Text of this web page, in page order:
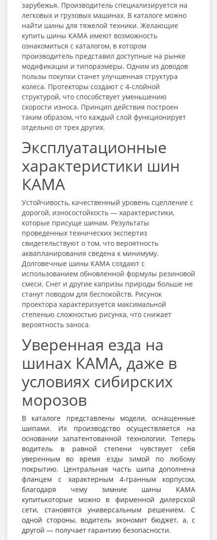
зарубежья. Производитель специализируется на
легковых и грузовых машинах. В каталоге можно
найти шины для тяжелой техники. Желающие
купить шины КАМА имеют возможность
ознакомиться с каталогом, в котором
производитель представил доступные на рынке
модификации и типоразмеры. Одним из доводов
пользы покупки станет улучшенная структура
колеса. Протекторы создают с 4-слойной
структурой, что способствует уменьшению
скорости износа. Принцип действия построен
таким образом, что каждый слой функционирует
отдельно от трех других.
Эксплуатационные
характеристики шин
КАМА
Устойчивость, качественный уровень сцепление с
дорогой, износостойкость — характеристики,
которые присуще шинам. Результаты
проведенных технических экспертиз
свидетельствуют о том, что вероятность
аквапланирования сведена к минимуму.
Долговечные шины КАМА создают с
использованием обновленной формулы резиновой
смеси. Снег и другие капризы природы больше не
станут поводом для беспокойств. Рисунок
проектора характеризуется максимальной
степенью сложностью рисунка, что снижает
вероятность заноса.
Уверенная езда на
шинах КАМА, даже в
условиях сибирских
морозов
В каталоге представлены модели, оснащенные
шипами. Их производство осуществляется на
основании запатентованной технологии. Теперь
водитель в равной степени чувствует себя
уверенным во время езды зимой по любому
покрытию. Центральная часть шипа дополнена
фланцем с характерным 4-гранным корпусом,
благодаря чему зимние шины КАМА
купитькоторые можно в фирменной дилерской
сети, становятся универсальным решением. С
одной стороны, водитель экономит бюджет, а, с
другой — получает гарантию безопасности.